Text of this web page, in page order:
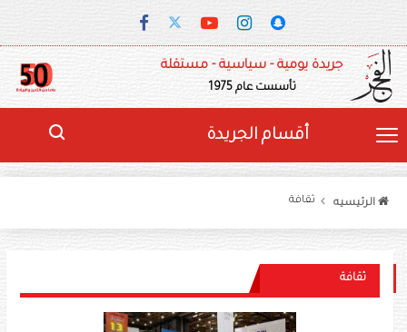
جريدة يومية - سياسية - مستقلة
تأسست عام 1975
أقسام الجريدة
الرئيسيه ثقافة
ثقافة